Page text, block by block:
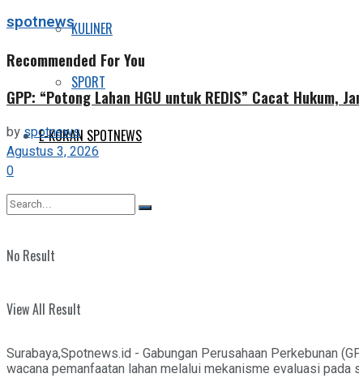
KULINER
SPORT
E-KORAN SPOTNEWS
No Result
View All Result
spotnews
Recommended For You
GPP: “Potong Lahan HGU untuk REDIS” Cacat
byspotnews
Agustus 3, 2026
0
Surabaya,Spotnews.id - Gabungan Perusahaan Perkebunan
wacana pemanfaatan lahan melalui mekanisme evaluasi pada